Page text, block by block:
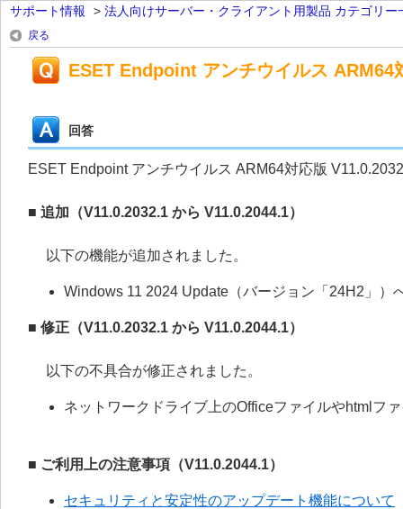
サポート情報 > 法人向けサーバー・クライアント用製品 カテゴリー
戻る
ESET Endpoint アンチウイルス
回答
ESET Endpoint アンチウイルス ARM64対応版
■ 追加（V11.0.2032.1 から V11.0.2044.1）
以下の機能が追加されました。
Windows 11 2024 Update（バージョン「24H2」）
■ 修正（V11.0.2032.1 から V11.0.2044.1）
以下の不具合が修正されました。
ネットワークドライブ上のOfficeファイルやhtmlフ
■ ご利用上の注意事項（V11.0.2044.1）
セキュリティと安定性のアップデート機能について